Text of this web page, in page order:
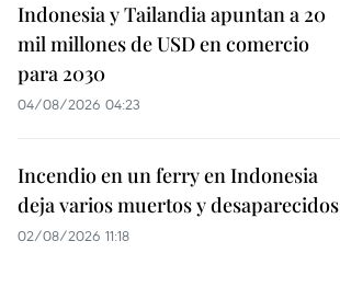
Indonesia y Tailandia apuntan a 20
mil millones de USD en comercio
para 2030
04/08/2026 04:23
Incendio en un ferry en Indonesia
deja varios muertos y desaparecidos
02/08/2026 11:18